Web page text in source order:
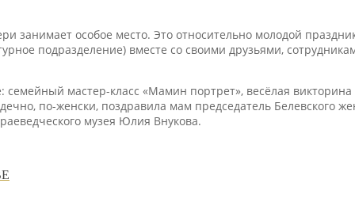
особое место. Это относительно молодой
подразделение) вместе со своими друзьями,
семейный мастер-класс «Мамин портрет», весёлая
по-женски, поздравила мам председатель Белевского
музея Юлия Внукова.